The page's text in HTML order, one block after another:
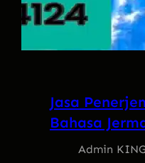
Jasa
Bahasa
Admin